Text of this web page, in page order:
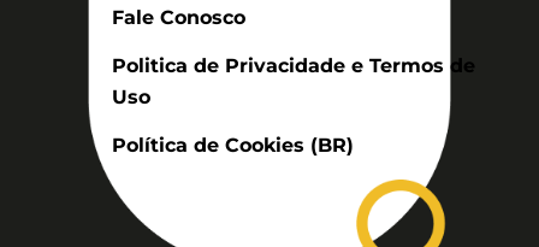
Fale Conosco
Politica de Privacidade e Termos de
Uso
Política de Cookies (BR)